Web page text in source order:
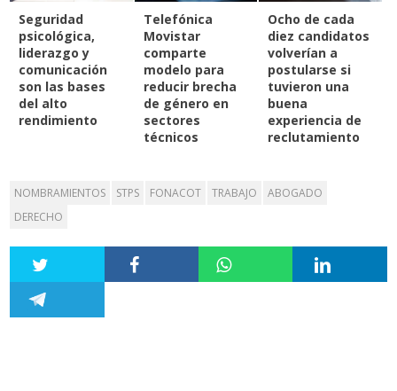
Seguridad
psicológica,
liderazgo y
comunicación
son las bases
del alto
rendimiento
Telefónica
Movistar
comparte
modelo para
reducir brecha
de género en
sectores
técnicos
Ocho de cada
diez candidatos
volverían a
postularse si
tuvieron una
buena
experiencia de
reclutamiento
NOMBRAMIENTOS STPS FONACOT TRABAJO
ABOGADO
DERECHO